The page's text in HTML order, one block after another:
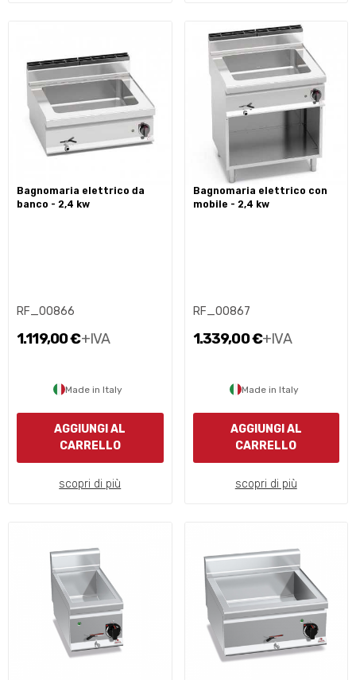
bagnomaria elettrico da
banco - 2,4 kw
RF_00866
1.119,00 €+IVA
Made in Italy
AGGIUNGI AL
CARRELLO
scopri di più
bagnomaria elettrico con
mobile - 2,4 kw
RF_00867
1.339,00 €+IVA
Made in Italy
AGGIUNGI AL
CARRELLO
scopri di più